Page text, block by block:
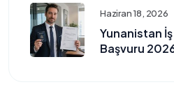
Haziran 18, 2026
Yunanistan
Başvuru